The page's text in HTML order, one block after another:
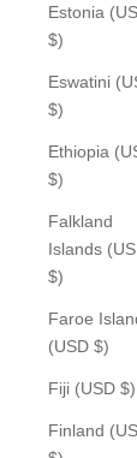
Estonia
$)
Eswatini
$)
Ethiopia
$)
Falkland
Islands
$)
Faroe
(USD $)
Fiji (USD $)
Finland